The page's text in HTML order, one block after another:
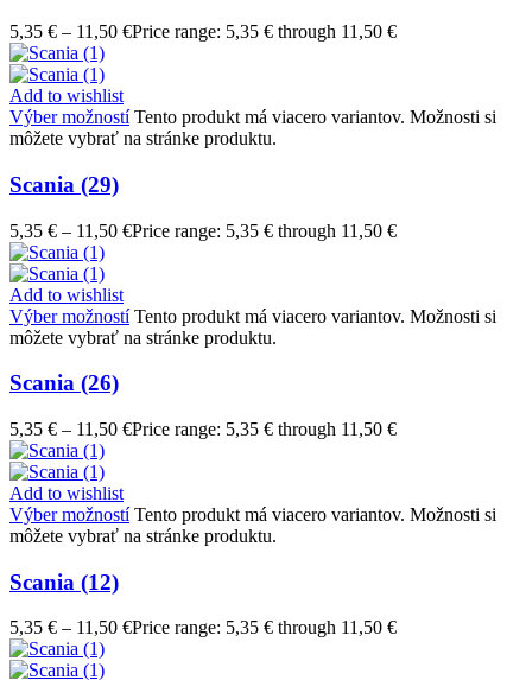
5,35 € – 11,50 €Price range: 5,35 € through 11,50 €
Add to wishlist
Výber možností Tento produkt má viacero variantov. Možnosti si
môžete vybrať na stránke produktu.
Scania (29)
5,35 € – 11,50 €Price range: 5,35 € through 11,50 €
Add to wishlist
Výber možností Tento produkt má viacero variantov. Možnosti si
môžete vybrať na stránke produktu.
Scania (26)
5,35 € – 11,50 €Price range: 5,35 € through 11,50 €
Add to wishlist
Výber možností Tento produkt má viacero variantov. Možnosti si
môžete vybrať na stránke produktu.
Scania (12)
5,35 € – 11,50 €Price range: 5,35 € through 11,50 €